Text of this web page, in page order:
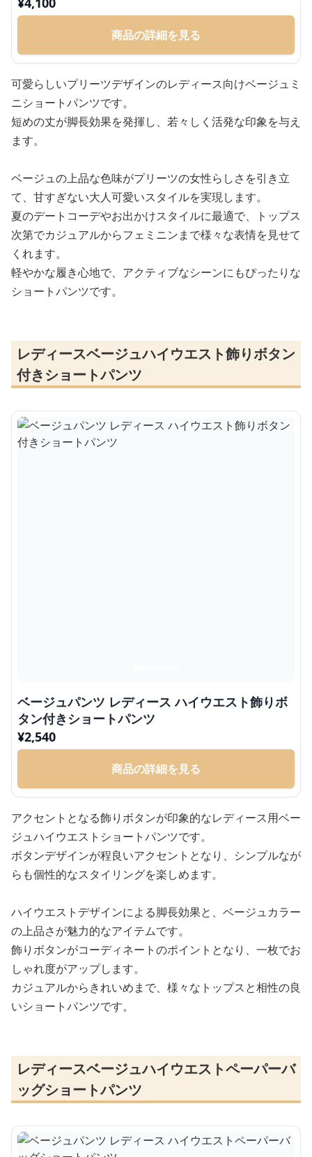
商品の詳細を見る
可愛らしいプリーツデザインのレディース向けベージュミ
ニショートパンツです。
短めの丈が脚長効果を発揮し、若々しく活発な印象を与え
ます。
ベージュの上品な色味がプリーツの女性らしさを引き立
て、甘すぎない大人可愛いスタイルを実現します。
夏のデートコーデやお出かけスタイルに最適で、トップス
次第でカジュアルからフェミニンまで様々な表情を見せて
くれます。
軽やかな履き心地で、アクティブなシーンにもぴったりな
ショートパンツです。
レディースベージュハイウエスト飾りボタン
付きショートパンツ
ベージュパンツ レディース ハイウエスト飾りボ
タン付きショートパンツ
¥2,540
商品の詳細を見る
アクセントとなる飾りボタンが印象的なレディース用ベー
ジュハイウエストショートパンツです。
ボタンデザインが程良いアクセントとなり、シンプルなが
らも個性的なスタイリングを楽しめます。
ハイウエストデザインによる脚長効果と、ベージュカラー
の上品さが魅力的なアイテムです。
飾りボタンがコーディネートのポイントとなり、一枚でお
しゃれ度がアップします。
カジュアルからきれいめまで、様々なトップスと相性の良
いショートパンツです。
レディースベージュハイウエストペーパーバ
ッグショートパンツ